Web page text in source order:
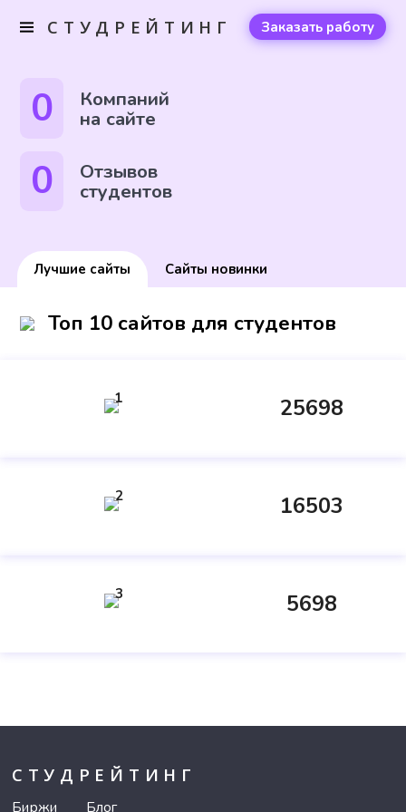
СТУДРЕЙТИНГ Заказать работу
0 Компаний
на сайте
0 Отзывов
студентов
Лучшие сайты Сайты новинки
Топ 10 сайтов для студентов
1 25698
2 16503
3 5698
СТУДРЕЙТИНГ
Биржи Блог